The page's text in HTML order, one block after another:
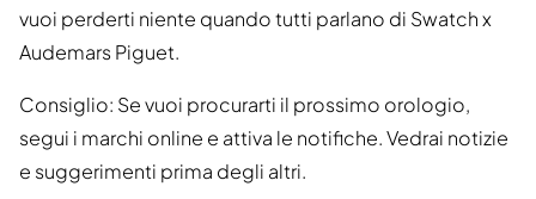
vuoi perderti niente quando tutti parlano di Swatch x
Audemars Piguet.
Consiglio: Se vuoi procurarti il prossimo orologio,
segui i marchi online e attiva le notifiche. Vedrai notizie
e suggerimenti prima degli altri.